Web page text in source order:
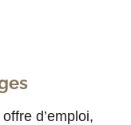
d’emploi,